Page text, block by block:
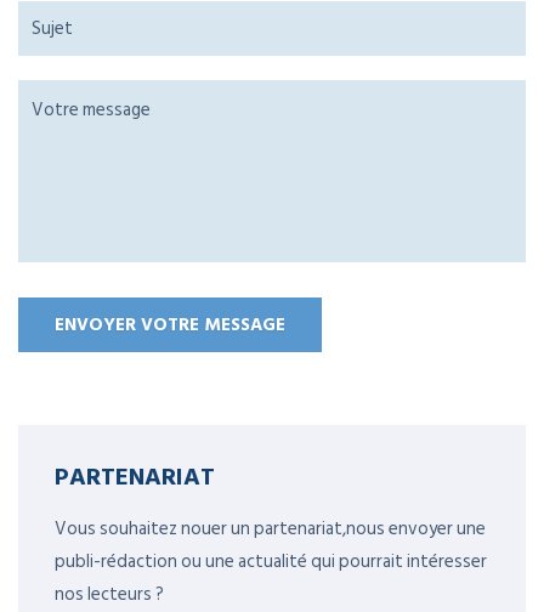
PARTENARIAT
Vous souhaitez nouer un partenariat,nous envoyer une
publi-rédaction ou une actualité qui pourrait intéresser
nos lecteurs ?